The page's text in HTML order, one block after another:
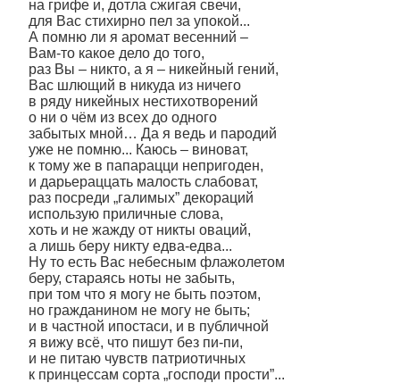
на грифе и, дотла сжигая свечи,
для Вас стихирно пел за упокой...
А помню ли я аромат весенний –
Вам-то какое дело до того,
раз Вы – никто, а я – никейный гений,
Вас шлющий в никуда из ничего
в ряду никейных нестихотворений
о ни о чём из всех до одного
забытых мной… Да я ведь и пародий
уже не помню... Каюсь – виноват,
к тому же в папарацци непригоден,
и дарьераццать малость слабоват,
раз посреди „галимых” декораций
использую приличные слова,
хоть и не жажду от никты оваций,
а лишь беру никту едва-едва...
Ну то есть Вас небесным флажолетом
беру, стараясь ноты не забыть,
при том что я могу не быть поэтом,
но гражданином не могу не быть;
и в частной ипостаси, и в публичной
я вижу всё, что пишут без пи-пи,
и не питаю чувств патриотичных
к принцессам сорта „господи прости”...